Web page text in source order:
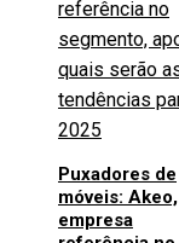
Puxadores de
móveis: Akeo,
empresa